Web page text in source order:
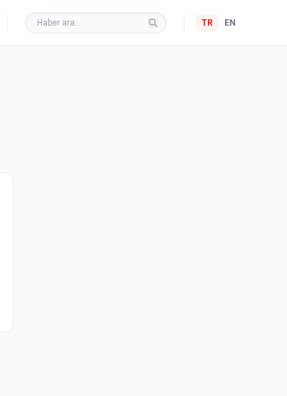
TR EN